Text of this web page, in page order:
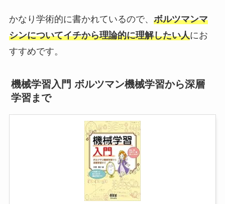
かなり学術的に書かれているので、 ボルツマンマ
シンについてイチから理論的に理解したい人にお
すすめです。
機械学習入門 ボルツマン機械学習から深層
学習まで